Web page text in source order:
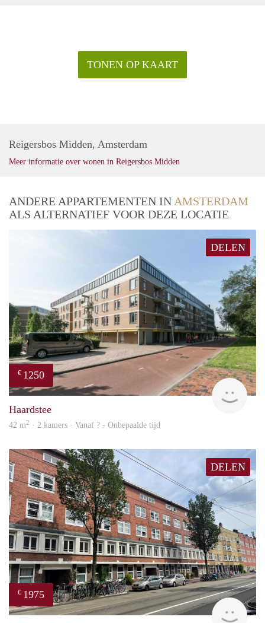
TONEN OP KAART
Reigersbos Midden, Amsterdam
Meer informatie over wonen in Reigersbos Midden
ANDERE APPARTEMENTEN IN AMSTERDAM
ALS ALTERNATIEF VOOR DEZE LOCATIE
DELEN
€ 1250
Haardstee
42 m2 · 2 kamers · Vanaf ? - Onbepaalde tijd
DELEN
€ 1975